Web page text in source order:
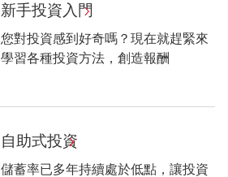
新手投資入門
手
投
您對投資感到好奇嗎？現在就趕緊來
學習各種投資方法，創造報酬
自助式投資
助
儲蓄率已多年持續處於低點，讓投資